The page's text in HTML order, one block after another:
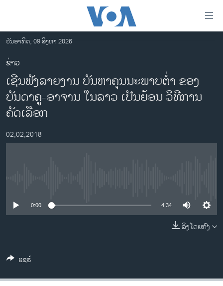
ເຂົ້າ
ຫາ
ຂ້າມ
ຂ້າມ
ຂ້າມ
ໄປ
ຫາ
ຊອກ
ຄົ້ນ
ອາເມຣິກາ
ການເລືອກຕັ້ງ ປະທານາທີບໍດີ ສະຫະລັດ 2024
ໂລກ
ຊຸມຊົນຊາວລາວ
ວັນອາທິດ, 09 ສິງຫາ 2026
ຂ່າວ
ເຊີນຟັງລາຍງານ ບັນຫາຄຸນນະພາບຕ່ຳ ຂອງ
ບັນດາຄູູ-ອາຈານ ໃນລາວ ເປັນຍ້ອນ ວິທີການ
ຄັດເລືອກ
02,02,2018
0:00 4:34
ລິງໂດຍກົງ
ແຊຣ໌